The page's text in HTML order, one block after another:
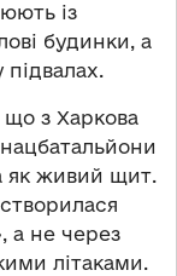
із
будинки, а
що з Харкова
як живий щит.
а не через
літаками.